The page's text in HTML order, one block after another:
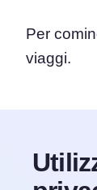
Per
viaggi.